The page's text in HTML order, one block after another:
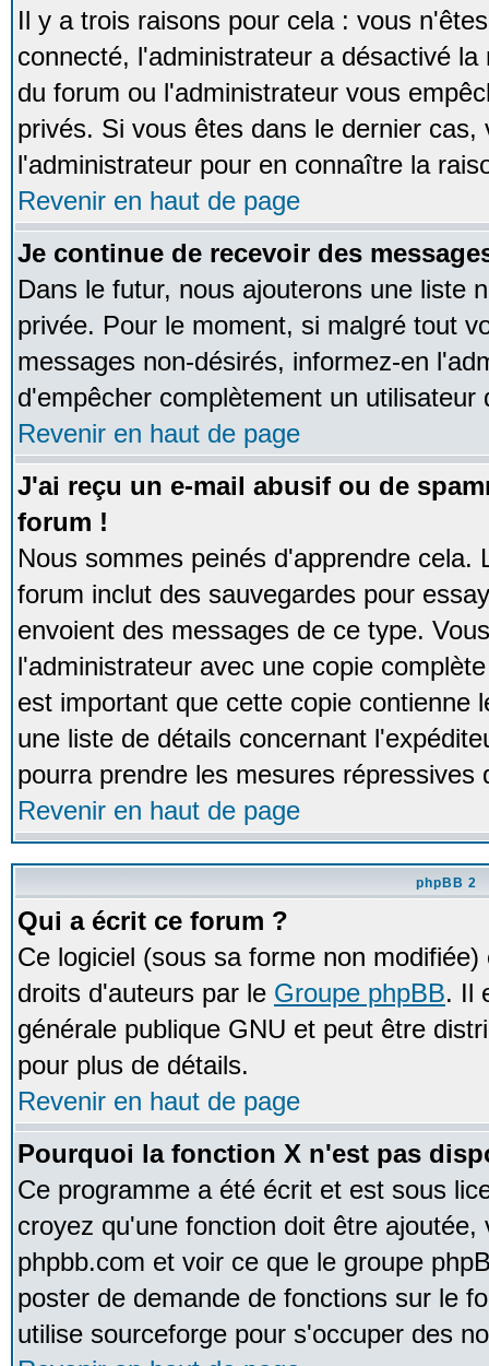
Il y a trois raisons pour cela : vous
connecté, l'administrateur a désactivé
du forum ou l'administrateur vous
privés. Si vous êtes dans le dernier
l'administrateur pour en connaître la
Revenir en haut de page
Je continue de recevoir des
Dans le futur, nous ajouterons une liste
privée. Pour le moment, si malgré tout
messages non-désirés, informez-en
d'empêcher complètement un
Revenir en haut de page
J'ai reçu un e-mail abusif ou de
forum !
Nous sommes peinés d'apprendre cela.
forum inclut des sauvegardes pour
envoient des messages de ce type.
l'administrateur avec une copie
est important que cette copie contienne
une liste de détails concernant
pourra prendre les mesures répressives
Revenir en haut de page
phpBB 2
Qui a écrit ce forum ?
Ce logiciel (sous sa forme non
droits d'auteurs par le Groupe phpBB. Il
générale publique GNU et peut être
pour plus de détails.
Revenir en haut de page
Pourquoi la fonction X n'est pas
Ce programme a été écrit et est sous
croyez qu'une fonction doit être
phpbb.com et voir ce que le groupe
poster de demande de fonctions sur le
utilise sourceforge pour s'occuper des